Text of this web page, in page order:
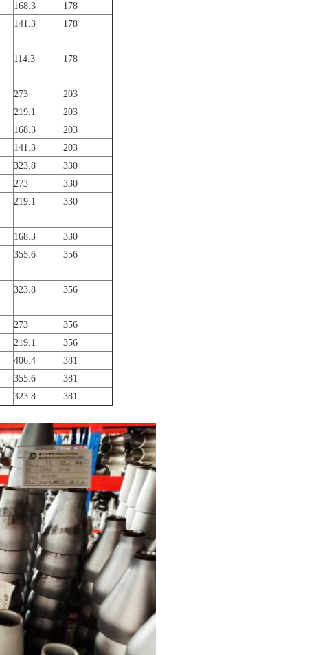
168.3
178
141.3 178
114.3 178
273
203
219.1
203
168.3
203
141.3
203
323.8
330
273
330
219.1 330
168.3
330
355.6 356
323.8 356
273
356
219.1
356
406.4
381
355.6
381
323.8
381